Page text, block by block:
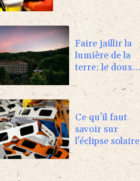
Faire jaillir la
lumière de la
terre: le doux
rêve d'un
Japonais
Ce qu'il faut
savoir sur
l'éclipse solaire